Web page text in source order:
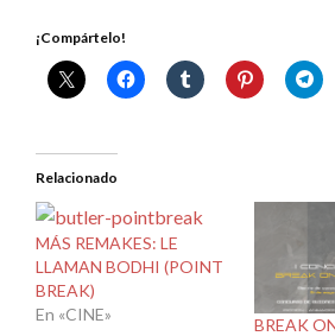
¡Compártelo!
Relacionado
MÁS REMAKES: LE
LLAMAN BODHI (POINT
BREAK)
En «CINE»
BREAK